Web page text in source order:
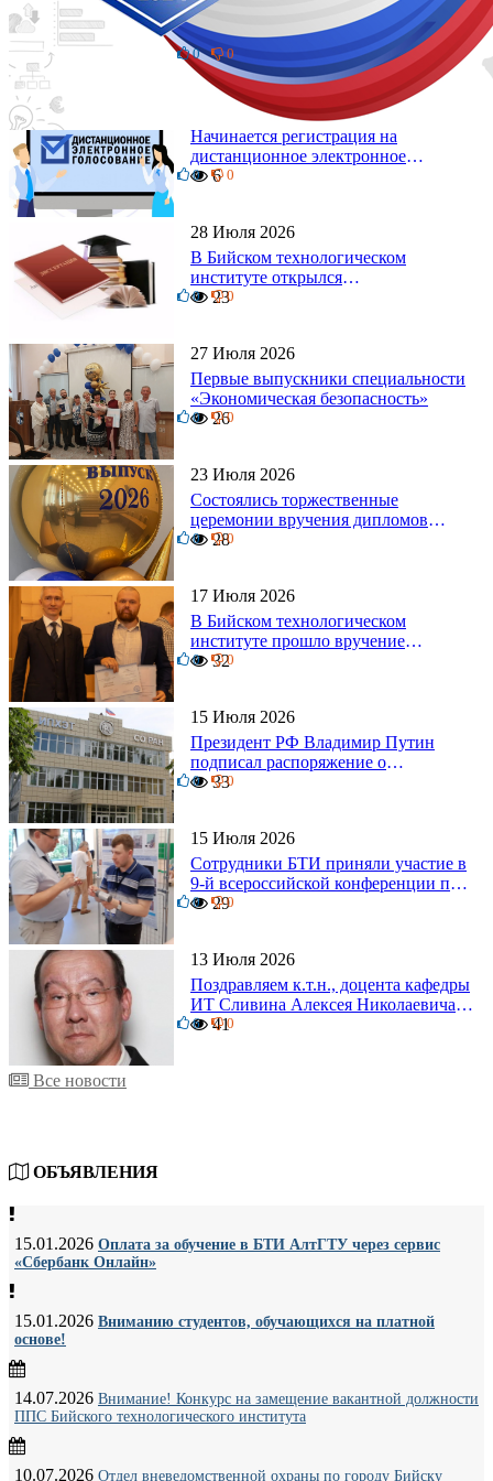
Бийский технологический институт
на ночном забеге
0 0
17
4 Августа 2026
Начинается регистрация на
дистанционное электронное
голосование на выборы!
0 0
6
28 Июля 2026
В Бийском технологическом
институте открылся
диссертационный совет!
0 0
23
27 Июля 2026
Первые выпускники специальности
«Экономическая безопасность»
0 0
26
23 Июля 2026
Состоялись торжественные
церемонии вручения дипломов
выпускникам БТИ
0 0
28
17 Июля 2026
В Бийском технологическом
институте прошло вручение
дипломов
0 0
32
15 Июля 2026
Президент РФ Владимир Путин
подписал распоряжение о
поощрении граждан и трудовых
0 0
33
15 Июля 2026
Сотрудники БТИ приняли участие в
9-й всероссийской конференции по
задачам со свободными границами
0 0
29
13 Июля 2026
Поздравляем к.т.н., доцента кафедры
ИТ Сливина Алексея Николаевича с
юбилеем!
6 0
41
Все новости
ОБЪЯВЛЕНИЯ
15.01.2026 Оплата за обучение в БТИ АлтГТУ через сервис
«Сбербанк Онлайн»
15.01.2026 Вниманию студентов, обучающихся на платной
основе!
14.07.2026 Внимание! Конкурс на замещение вакантной должности
ППС Бийского технологического института
10.07.2026 Отдел вневедомственной охраны по городу Бийску